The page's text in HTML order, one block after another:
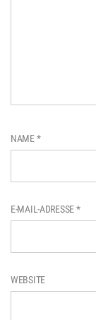
NAME*
E-MAIL-ADRESSE*
WEBSITE